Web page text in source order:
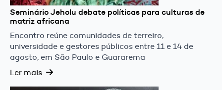
Seminário Jeholu debate políticas para culturas de
matriz africana
Encontro reúne comunidades de terreiro,
universidade e gestores públicos entre 11 e 14 de
agosto, em São Paulo e Guararema
Ler mais